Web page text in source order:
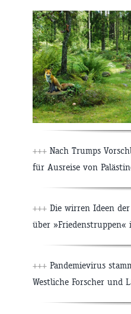
+++ Nach Trumps
für Ausreise von
+++ Die wirren Ideen
über »Friedenstruppen«
+++ Pandemievirus
Westliche Forscher und